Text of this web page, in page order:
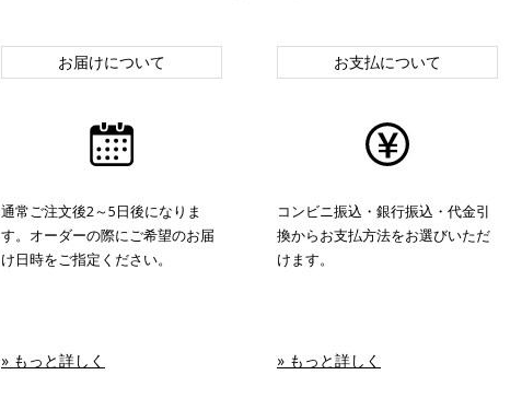
お届けについて
通常ご注文後2～5日後になりま
す。オーダーの際にご希望のお届
け日時をご指定ください。
» もっと詳しく
お支払について
コンビニ振込・銀行振込・代金引
換からお支払方法をお選びいただ
けます。
» もっと詳しく